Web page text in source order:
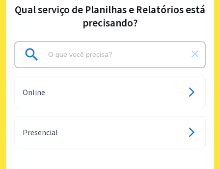
Qual serviço de Planilhas e Relatórios está
precisando?
Online
Presencial